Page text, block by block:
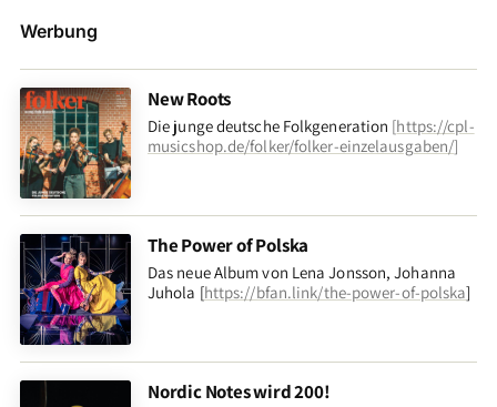
Werbung
New Roots
Die junge deutsche Folkgeneration [https://cpl-
musicshop.de/folker/folker-einzelausgaben/]
The Power of Polska
Das neue Album von Lena Jonsson, Johanna
Juhola [https://bfan.link/the-power-of-polska]
Nordic Notes wird 200!